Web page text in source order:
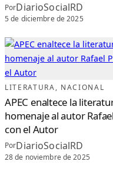
L
A
A
D
E
I
A
B
R
A
S
I
L
Ñ
D
C
I
E
PorDiarioSocialRD
5 de diciembre de 2025
LITERATURA, NACIONAL
APEC enaltece la
homenaje al autor
con el Autor
PorDiarioSocialRD
28 de noviembre de 2025